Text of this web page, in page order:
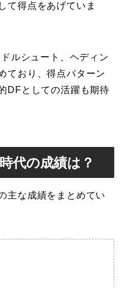
て得点をあげていま
ルシュート、ヘディン
ており、得点パターン
DFとしての活躍も期待
代の成績は？
主な成績をまとめてい